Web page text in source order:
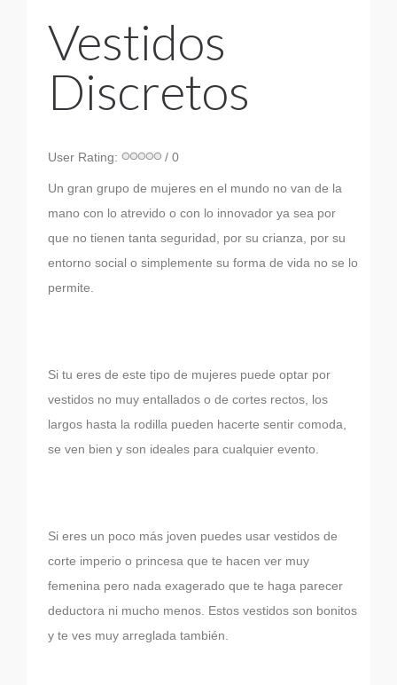
Vestidos
Discretos
User Rating: / 0
Un gran grupo de mujeres en el mundo no van de la
mano con lo atrevido o con lo innovador ya sea por
que no tienen tanta seguridad, por su crianza, por su
entorno social o simplemente su forma de vida no se lo
permite.
Si tu eres de este tipo de mujeres puede optar por
vestidos no muy entallados o de cortes rectos, los
largos hasta la rodilla pueden hacerte sentir comoda,
se ven bien y son ideales para cualquier evento.
Si eres un poco más joven puedes usar vestidos de
corte imperio o princesa que te hacen ver muy
femenina pero nada exagerado que te haga parecer
deductora ni mucho menos. Estos vestidos son bonitos
y te ves muy arreglada también.